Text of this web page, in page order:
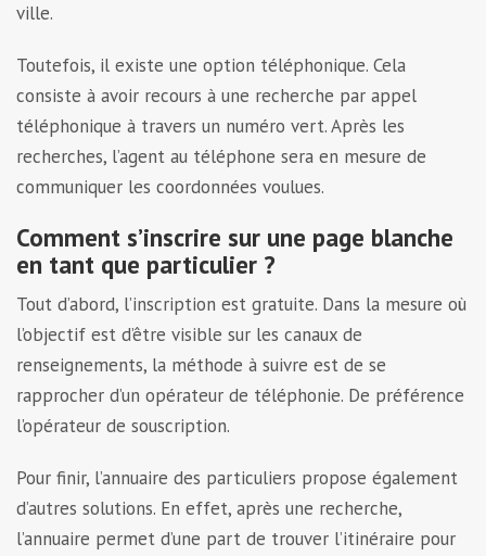
ville.
Toutefois, il existe une option téléphonique. Cela
consiste à avoir recours à une recherche par appel
téléphonique à travers un numéro vert. Après les
recherches, l’agent au téléphone sera en mesure de
communiquer les coordonnées voulues.
Comment s’inscrire sur une page blanche
en tant que particulier ?
Tout d’abord, l’inscription est gratuite. Dans la mesure où
l’objectif est d’être visible sur les canaux de
renseignements, la méthode à suivre est de se
rapprocher d’un opérateur de téléphonie. De préférence
l’opérateur de souscription.
Pour finir, l’annuaire des particuliers propose également
d’autres solutions. En effet, après une recherche,
l’annuaire permet d’une part de trouver l’itinéraire pour